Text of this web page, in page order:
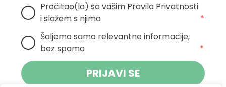
Pročitao(la) sa vašim Pravila Privatnosti
i slažem s njima
*
Šaljemo samo relevantne informacije,
bez spama
*
PRIJAVI SE